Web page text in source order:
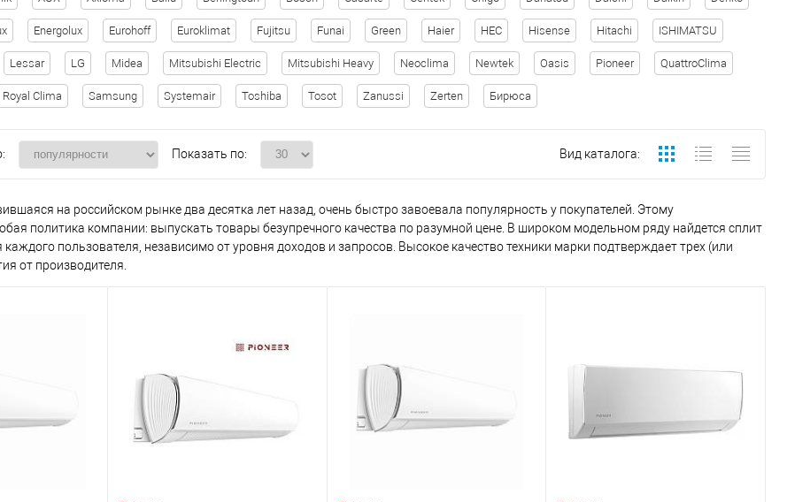
Energolux Eurohoff Euroklimat Fujitsu Funai Green Haier HEC Hisense Hitachi ISHIMATSU
Lessar LG Midea Mitsubishi Electric Mitsubishi Heavy Neoclima Newtek Oasis Pioneer QuattroClima
Royal Clima Samsung Systemair Toshiba Tosot Zanussi Zerten Бирюса
Показать по: Вид каталога:
на российском рынке два десятка лет назад, очень быстро завоевала популярность у покупателей. Этому
политика компании: выпускать товары безупречного качества по разумной цене. В широком модельном ряду найдется сплит
каждого пользователя, независимо от уровня доходов и запросов. Высокое качество техники марки подтверждает трех (или
от производителя.